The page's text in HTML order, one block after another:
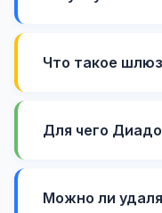
Что такое
Для чего
Можно ли